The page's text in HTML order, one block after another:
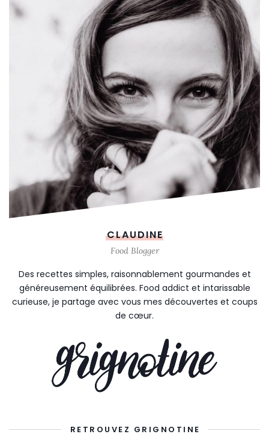
CLAUDINE
Food Blogger
Des recettes simples, raisonnablement gourmandes et
généreusement équilibrées. Food addict et intarissable
curieuse, je partage avec vous mes découvertes et coups
de cœur.
RETROUVEZ GRIGNOTINE